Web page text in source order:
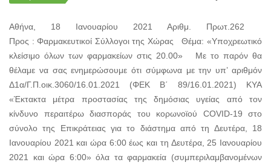
Αθήνα, 18 Ιανουαρίου 2021 Αριθμ. Πρωτ.262
Προς : Φαρμακευτικοί Σύλλογοι της Χώρας Θέμα: «Υποχρεωτικό
κλείσιμο όλων των φαρμακείων στις 20.00» Με το παρόν θα
θέλαμε να σας ενημερώσουμε ότι σύμφωνα με την υπ’ αριθμόν
Δ1α/Γ.Π.οικ.3060/16.01.2021 (ΦΕΚ Β΄ 89/16.01.2021) ΚΥΑ
«Έκτακτα μέτρα προστασίας της δημόσιας υγείας από τον
κίνδυνο περαιτέρω διασποράς του κορωνοϊού COVID-19 στο
σύνολο της Επικράτειας για το διάστημα από τη Δευτέρα, 18
Ιανουαρίου 2021 και ώρα 6:00 έως και τη Δευτέρα, 25 Ιανουαρίου
2021 και ώρα 6:00» όλα τα φαρμακεία (συμπεριλαμβανομένων